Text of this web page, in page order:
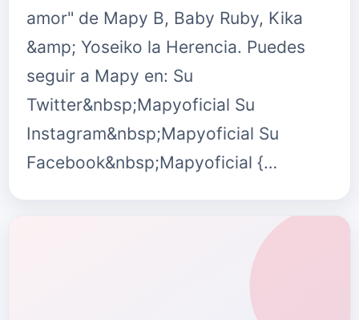
amor" de Mapy B, Baby Ruby, Kika
&amp; Yoseiko la Herencia. Puedes
seguir a Mapy en: Su
Twitter&nbsp;Mapyoficial Su
Instagram&nbsp;Mapyoficial Su
Facebook&nbsp;Mapyoficial {…